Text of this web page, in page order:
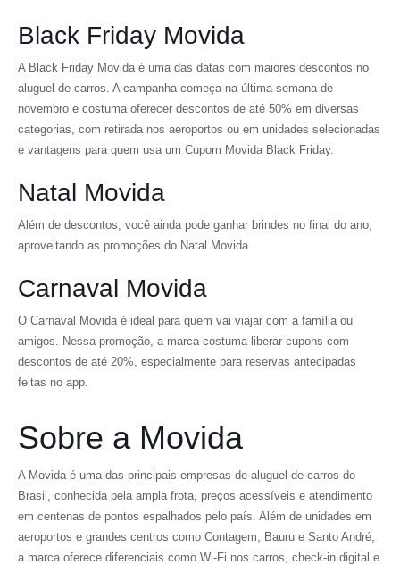
Black Friday Movida
A Black Friday Movida é uma das datas com maiores descontos no
aluguel de carros. A campanha começa na última semana de
novembro e costuma oferecer descontos de até 50% em diversas
categorias, com retirada nos aeroportos ou em unidades selecionadas
e vantagens para quem usa um Cupom Movida Black Friday.
Natal Movida
Além de descontos, você ainda pode ganhar brindes no final do ano,
aproveitando as promoções do Natal Movida.
Carnaval Movida
O Carnaval Movida é ideal para quem vai viajar com a família ou
amigos. Nessa promoção, a marca costuma liberar cupons com
descontos de até 20%, especialmente para reservas antecipadas
feitas no app.
Sobre a Movida
A Movida é uma das principais empresas de aluguel de carros do
Brasil, conhecida pela ampla frota, preços acessíveis e atendimento
em centenas de pontos espalhados pelo país. Além de unidades em
aeroportos e grandes centros como Contagem, Bauru e Santo André,
a marca oferece diferenciais como Wi-Fi nos carros, check-in digital e